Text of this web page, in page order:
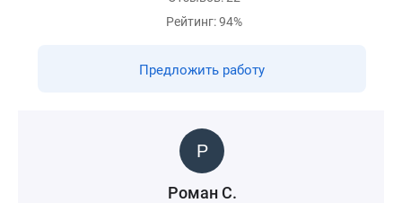
Рейтинг: 94%
Предложить работу
Роман С.